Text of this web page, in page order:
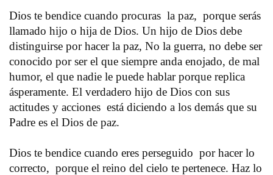
Dios te bendice cuando procuras la paz, porque serás
llamado hijo o hija de Dios. Un hijo de Dios debe
distinguirse por hacer la paz, No la guerra, no debe ser
conocido por ser el que siempre anda enojado, de mal
humor, el que nadie le puede hablar porque replica
ásperamente. El verdadero hijo de Dios con sus
actitudes y acciones está diciendo a los demás que su
Padre es el Dios de paz.
Dios te bendice cuando eres perseguido por hacer lo
correcto, porque el reino del cielo te pertenece. Haz lo